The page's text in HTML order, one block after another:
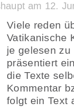
am 12.
Viele reden
Vatikanische
je gelesen zu
präsentiert
die Texte
Kommentar
folgt ein Text